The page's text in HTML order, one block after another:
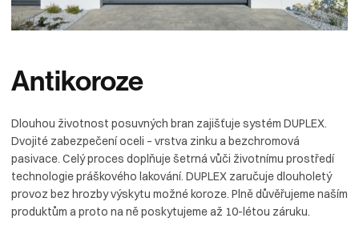
Antikoroze
Dlouhou životnost posuvných bran zajišťuje systém DUPLEX.
Dvojité zabezpečení oceli – vrstva zinku a bezchromová
pasivace. Celý proces doplňuje šetrná vůči životnímu prostředí
technologie práškového lakování. DUPLEX zaručuje dlouholetý
provoz bez hrozby výskytu možné koroze. Plně důvěřujeme naším
produktům a proto na ně poskytujeme až 10-létou záruku.